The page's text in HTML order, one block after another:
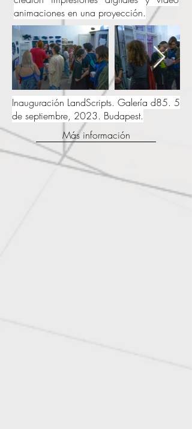
animaciones en una proyección.
Inauguración LandScripts. Galería d85. 5
de septiembre, 2023. Budapest.
Más información